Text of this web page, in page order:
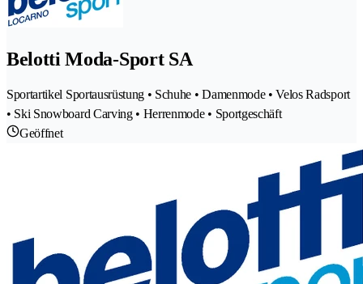
Belotti Moda-Sport SA
Sportartikel Sportausrüstung • Schuhe • Damenmode • Velos Radsport
• Ski Snowboard Carving • Herrenmode • Sportgeschäft
Geöffnet